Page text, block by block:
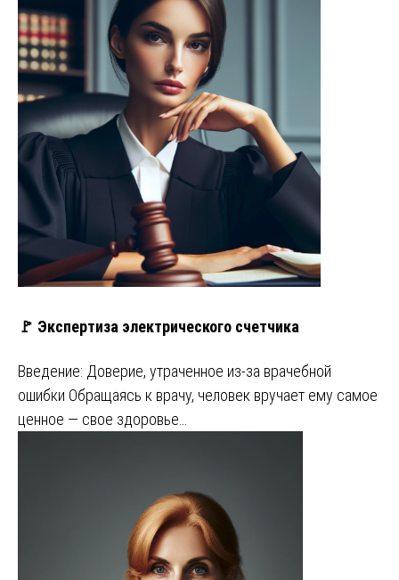
🚩 Экспертиза электрического счетчика
Введение: Доверие, утраченное из-за врачебной
ошибки Обращаясь к врачу, человек вручает ему самое
ценное — свое здоровье…